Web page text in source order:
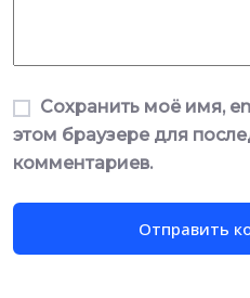
Сохранить моё имя,
этом браузере для
комментариев.